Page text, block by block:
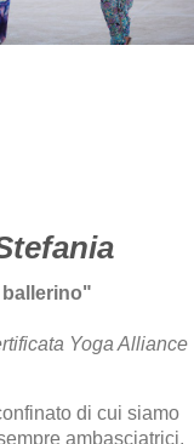
ballerino"
Yoga Alliance
di cui siamo
ambasciatrici,